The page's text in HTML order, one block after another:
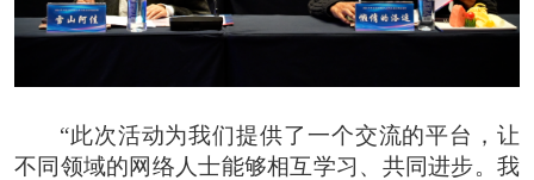
“此次活动为我们提供了一个交流的平台，让
不同领域的网络人士能够相互学习、共同进步。我